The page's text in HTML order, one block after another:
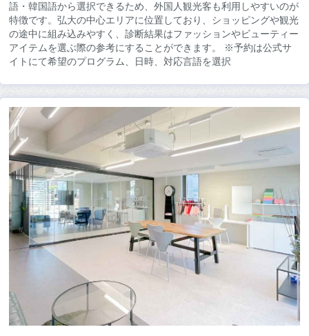
語・韓国語から選択できるため、外国人観光客も利用しやすいのが
特徴です。弘大の中心エリアに位置しており、ショッピングや観光
の途中に組み込みやすく、診断結果はファッションやビューティー
アイテムを選ぶ際の参考にすることができます。 ※予約は公式サ
イトにて希望のプログラム、日時、対応言語を選択